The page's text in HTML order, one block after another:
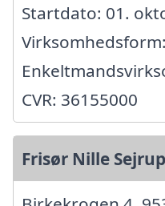
Startdato: 01.
Virksomhedsform:
CVR: 36155000
Frisør Nille Sejrup